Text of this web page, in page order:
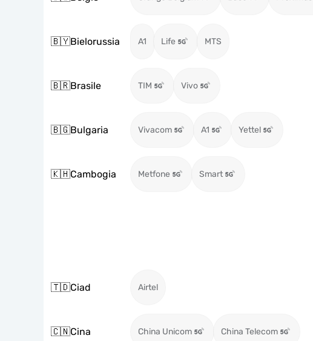
🇧🇾Bielorussia A1 Life MTS
🇧🇷Brasile TIM Vivo
🇧🇬Bulgaria Vivacom A1 Yettel
🇰🇭Cambogia Metfone Smart
🇹🇩Ciad Airtel
🇨🇳Cina China Unicom China Telecom